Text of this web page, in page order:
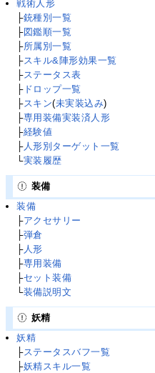
戦術人形
├銃種別一覧
├図鑑順一覧
├所属別一覧
├スキル&陣形効果一覧
├ステータス表
├ドロップ一覧
├スキン(未実装込み)
├専用装備実装済人形
├経験値
├人形別ターゲット一覧
└実装履歴
装備
装備
├アクセサリー
├弾倉
├人形
├専用装備
├セット装備
└装備説明文
妖精
妖精
├ステータスバフ一覧
├妖精スキル一覧